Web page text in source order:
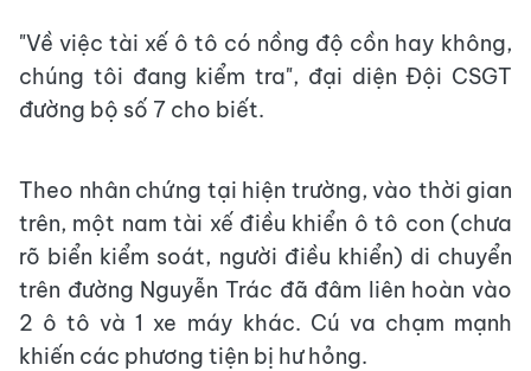
"Về việc tài xế ô tô có nồng độ cồn hay không,
chúng tôi đang kiểm tra", đại diện Đội CSGT
đường bộ số 7 cho biết.
Theo nhân chứng tại hiện trường, vào thời gian
trên, một nam tài xế điều khiển ô tô con (chưa
rõ biển kiểm soát, người điều khiển) di chuyển
trên đường Nguyễn Trác đã đâm liên hoàn vào
2 ô tô và 1 xe máy khác. Cú va chạm mạnh
khiến các phương tiện bị hư hỏng.